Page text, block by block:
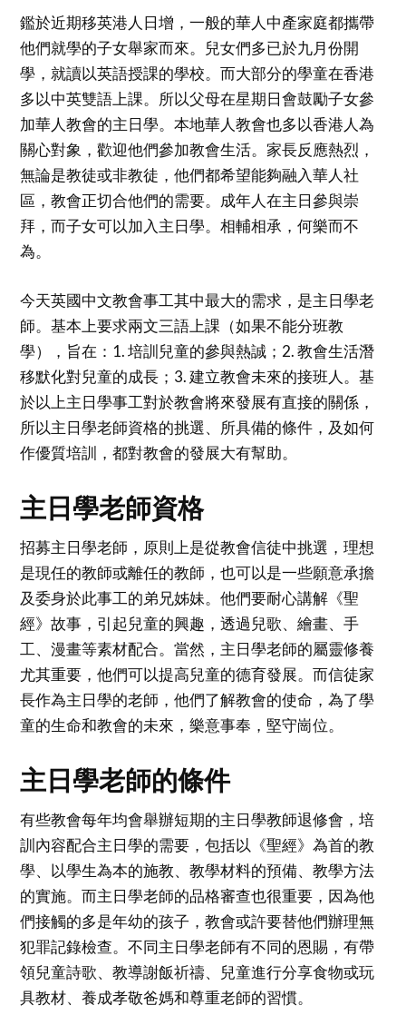
鑑於近期移英港人日增，一般的華人中產家庭都攜帶
他們就學的子女舉家而來。兒女們多已於九月份開
學，就讀以英語授課的學校。而大部分的學童在香港
多以中英雙語上課。所以父母在星期日會鼓勵子女參
加華人教會的主日學。本地華人教會也多以香港人為
關心對象，歡迎他們參加教會生活。家長反應熱烈，
無論是教徒或非教徒，他們都希望能夠融入華人社
區，教會正切合他們的需要。成年人在主日參與崇
拜，而子女可以加入主日學。相輔相承，何樂而不
為。
今天英國中文教會事工其中最大的需求，是主日學老
師。基本上要求兩文三語上課（如果不能分班教
學），旨在：1. 培訓兒童的參與熱誠；2. 教會生活潛
移默化對兒童的成長；3. 建立教會未來的接班人。基
於以上主日學事工對於教會將來發展有直接的關係，
所以主日學老師資格的挑選、所具備的條件，及如何
作優質培訓，都對教會的發展大有幫助。
主日學老師資格
招募主日學老師，原則上是從教會信徒中挑選，理想
是現任的教師或離任的教師，也可以是一些願意承擔
及委身於此事工的弟兄姊妹。他們要耐心講解《聖
經》故事，引起兒童的興趣，透過兒歌、繪畫、手
工、漫畫等素材配合。當然，主日學老師的屬靈修養
尤其重要，他們可以提高兒童的德育發展。而信徒家
長作為主日學的老師，他們了解教會的使命，為了學
童的生命和教會的未來，樂意事奉，堅守崗位。
主日學老師的條件
有些教會每年均會舉辦短期的主日學教師退修會，培
訓內容配合主日學的需要，包括以《聖經》為首的教
學、以學生為本的施教、教學材料的預備、教學方法
的實施。而主日學老師的品格審查也很重要，因為他
們接觸的多是年幼的孩子，教會或許要替他們辦理無
犯罪記錄檢查。不同主日學老師有不同的恩賜，有帶
領兒童詩歌、教導謝飯祈禱、兒童進行分享食物或玩
具教材、養成孝敬爸媽和尊重老師的習慣。